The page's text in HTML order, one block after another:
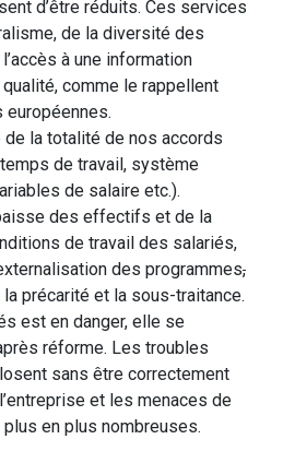
d’être réduits. Ces services
de la diversité des
à une information
comme le rappellent
de la totalité de nos accords
de travail, système
de salaire etc.).
des effectifs et de la
de travail des salariés,
des programmes,
la précarité et la sous-traitance.
est en danger, elle se
réforme. Les troubles
sans être correctement
et les menaces de
en plus nombreuses.